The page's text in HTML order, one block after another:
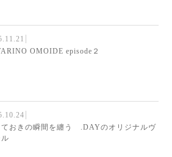
OMOIDE episode２
ておきの瞬間を纏う .DAYのオリジナルヴ